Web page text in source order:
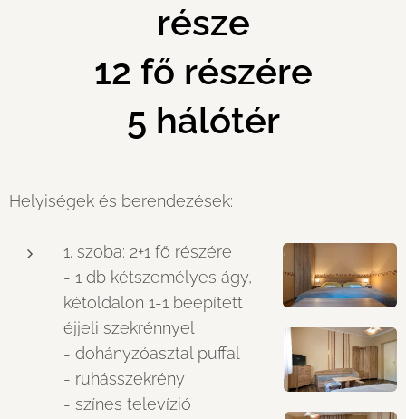
része
12 fő részére
5 hálótér
Helyiségek és berendezések:
1. szoba: 2+1 fő részére
- 1 db kétszemélyes ágy,
kétoldalon 1-1 beépített
éjjeli szekrénnyel
- dohányzóasztal puffal
- ruhásszekrény
- színes televízió